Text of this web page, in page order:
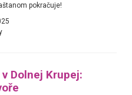
pokračuje!
Dolnej Krupej: